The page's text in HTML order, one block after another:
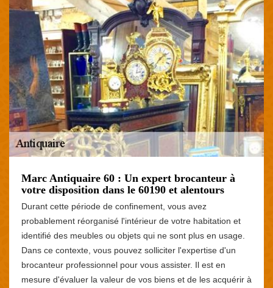
Marc Antiquaire 60 : Un expert brocanteur à
votre disposition dans le 60190 et alentours
Durant cette période de confinement, vous avez
probablement réorganisé l'intérieur de votre habitation et
identifié des meubles ou objets qui ne sont plus en usage.
Dans ce contexte, vous pouvez solliciter l'expertise d'un
brocanteur professionnel pour vous assister. Il est en
mesure d'évaluer la valeur de vos biens et de les acquérir à